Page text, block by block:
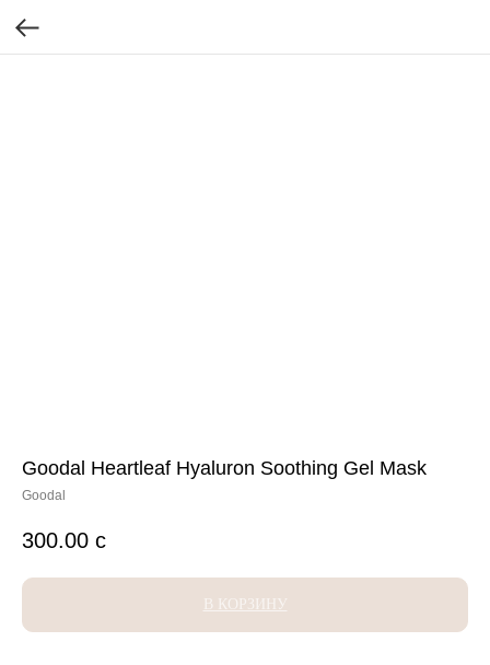
Goodal Heartleaf Hyaluron Soothing Gel Mask
Goodal
300.00 с
В КОРЗИНУ